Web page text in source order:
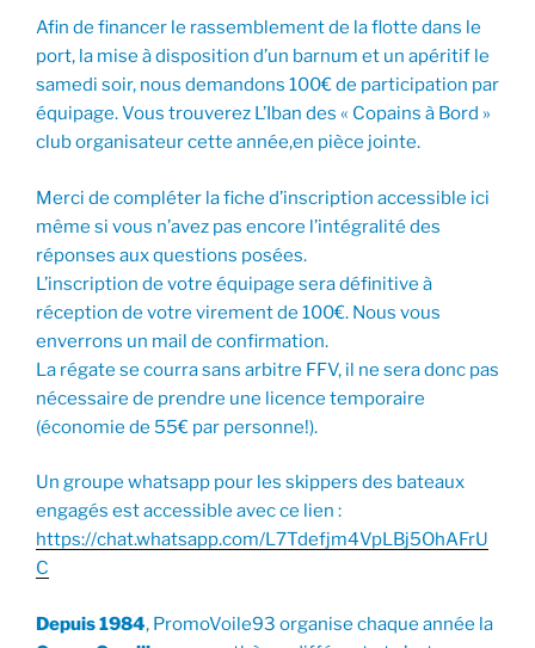
Afin de financer le rassemblement de la flotte dans le
port, la mise à disposition d’un barnum et un apéritif le
samedi soir, nous demandons 100€ de participation par
équipage. Vous trouverez L’Iban des « Copains à Bord »
club organisateur cette année,en pièce jointe.
Merci de compléter la fiche d’inscription accessible ici
même si vous n’avez pas encore l’intégralité des
réponses aux questions posées.
L’inscription de votre équipage sera définitive à
réception de votre virement de 100€. Nous vous
enverrons un mail de confirmation.
La régate se courra sans arbitre FFV, il ne sera donc pas
nécessaire de prendre une licence temporaire
(économie de 55€ par personne!).
Un groupe whatsapp pour les skippers des bateaux
engagés est accessible avec ce lien :
https://chat.whatsapp.com/L7Tdefjm4VpLBj5OhAFrU
C
Depuis 1984, PromoVoile93 organise chaque année la